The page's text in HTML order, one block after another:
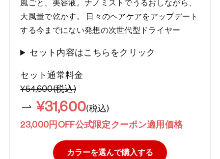
風ごと、美容液。ナノミストでうるおしながら、
大風量で乾かす。 日々のヘアケアをアップデート
する今までにない発想の次世代型ドライヤー
セット内容はこちらをクリック
セット通常料金
¥54,600(税込)
¥31,600(税込)
23,000円OFF公式限定クーポン適用価格
カラーを選んで購入する